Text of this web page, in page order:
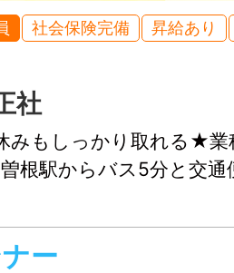
社会保険完備 昇給あり
社
みもしっかり取れる★業
根駅からバス5分と交
ー